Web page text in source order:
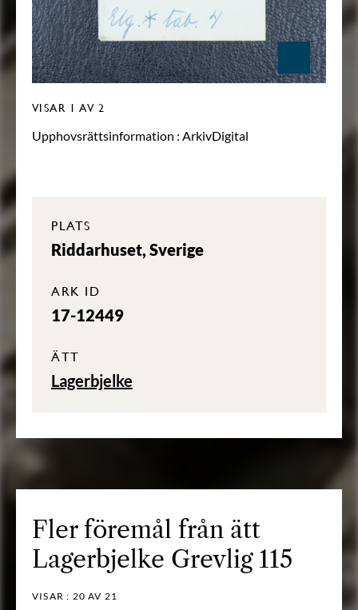
VISAR 1 AV 2
Upphovsrättsinformation : ArkivDigital
PLATS
Riddarhuset, Sverige
ARK ID
17-12449
ÄTT
Lagerbjelke
Fler föremål från ätt
Lagerbjelke Grevlig 115
VISAR : 20 AV 21